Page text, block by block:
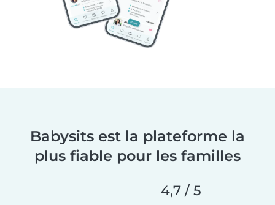
Babysits est la plateforme la
plus fiable pour les familles
4,7 / 5